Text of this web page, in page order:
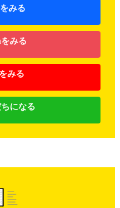
みる
みる
みる
になる